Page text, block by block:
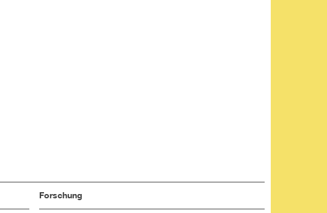
Forschung